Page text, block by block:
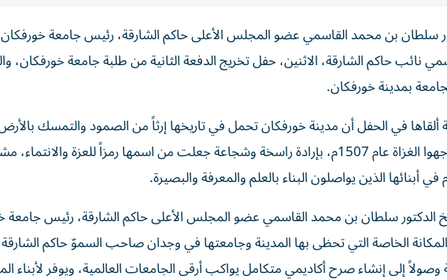
سلطان بن محمد القاسمي عضو المجلس الأعلى حاكم الشارقة، رئيس جامعة
حاكم الشارقة، الاثنين، حفل تخريج الدفعة الثانية من طلبة جامعة خورفكان،
في الحفل أن مدينة خورفكان تحمل في تاريخها إرثاً من الصمود والتمسك
مستحضراً سموّه مواقف أهلها الذين واجهوا الغزاة عام 1507م، بإرادة راسخة وشجاعة جعلت من اسمها رمزاً للعزة
أبنائها الذين يواصلون البناء بالعلم والمعرفة والبصيرة.
سلطان بن محمد القاسمي عضو المجلس الأعلى حاكم الشارقة، رئيس جامعة
الخاصة التي تحظى بها المدينة وجامعتها في وجدان صاحب السموّ حاكم
إلى إنشاء صرح أكاديمي متكامل يواكب أرقى الجامعات العالمية، ويوفر لأبناء